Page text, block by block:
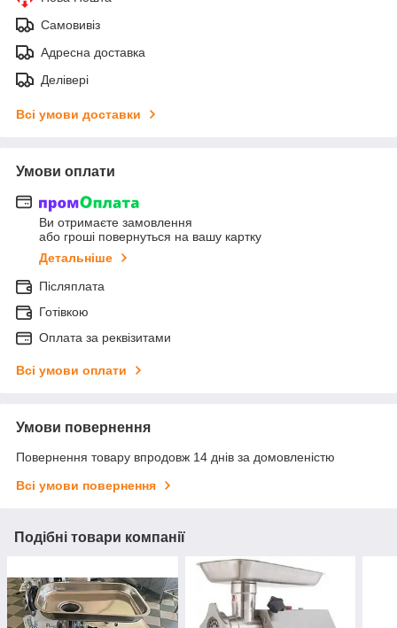
Самовивіз
Адресна доставка
Делівері
Всі умови доставки
Умови оплати
Ви отримаєте замовлення
або гроші повернуться на вашу картку
Детальніше
Післяплата
Готівкою
Оплата за реквізитами
Всі умови оплати
Умови повернення
Повернення товару впродовж 14 днів за домовленістю
Всі умови повернення
Подібні товари компанії